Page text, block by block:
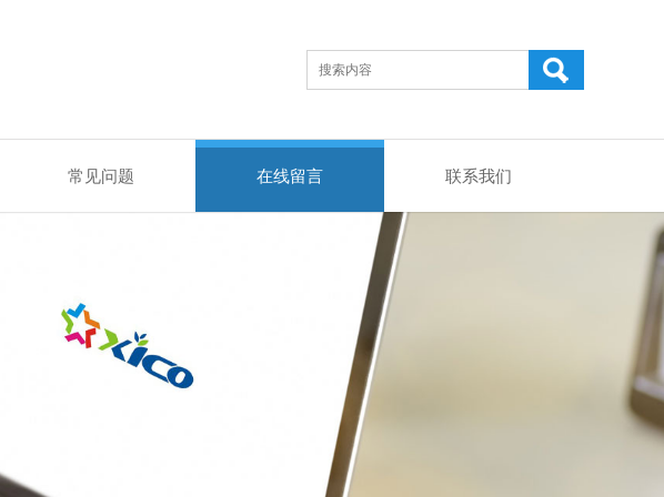
常见问题 在线留言 联系我们